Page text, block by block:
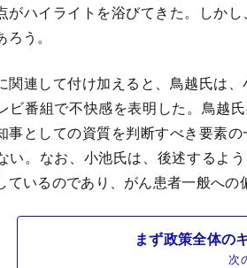
がハイライトを浴びてきた。しか
う。
関連して付け加えると、鳥越氏は
ビ番組で不快感を表明した。鳥越
事としての資質を判断すべき要素
い。なお、小池氏は、後述するよ
ているのであり、がん患者一般への
まず政策全体の
次